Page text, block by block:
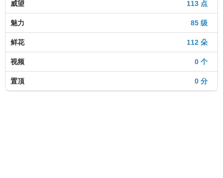
113 点
威望
85 级
魅力
112 朵
鲜花
0 个
视频
0 分
置顶